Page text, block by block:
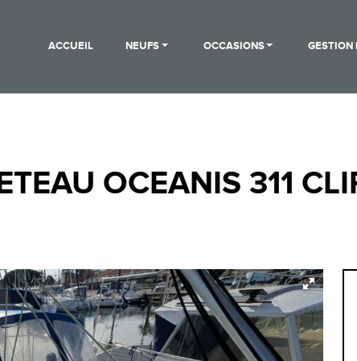
ACCUEIL NEUFS OCCASIONS GESTION
OCEANIS 311